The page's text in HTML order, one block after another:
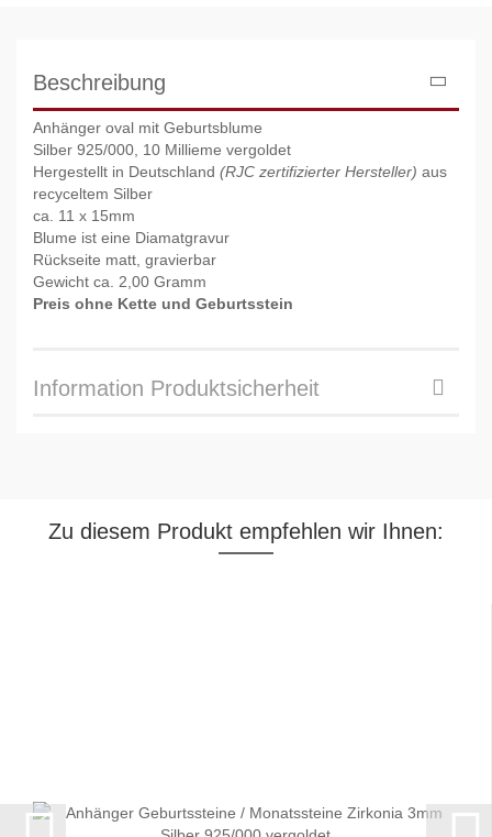
Beschreibung
Anhänger oval mit Geburtsblume
Silber 925/000, 10 Millieme vergoldet
Hergestellt in Deutschland (RJC zertifizierter Hersteller) aus
recyceltem Silber
ca. 11 x 15mm
Blume ist eine Diamatgravur
Rückseite matt, gravierbar
Gewicht ca. 2,00 Gramm
Preis ohne Kette und Geburtsstein
Information Produktsicherheit
Zu diesem Produkt empfehlen wir Ihnen: